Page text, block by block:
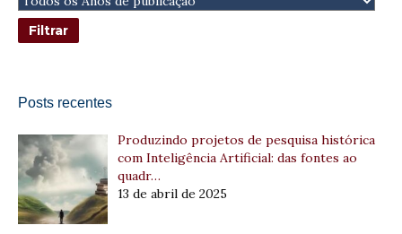
Posts recentes
Produzindo projetos de pesquisa histórica
com Inteligência Artificial: das fontes ao
quadr…
13 de abril de 2025